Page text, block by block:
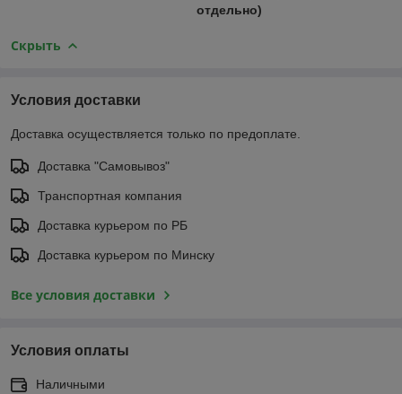
отдельно)
Скрыть
Условия доставки
Доставка осуществляется только по предоплате.
Доставка "Самовывоз"
Транспортная компания
Доставка курьером по РБ
Доставка курьером по Минску
Все условия доставки
Условия оплаты
Наличными